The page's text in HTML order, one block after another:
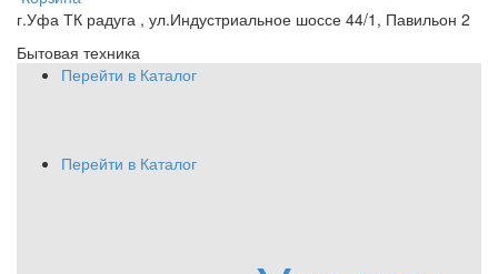
г.Уфа ТК радуга , ул.Индустриальное шоссе 44/1, Павильон 2
Бытовая техника
Перейти в Каталог
Перейти в Каталог